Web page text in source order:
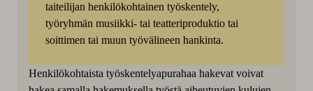
taiteilijan henkilökohtainen työskentely,
työryhmän musiikki- tai teatteriproduktio tai
soittimen tai muun työvälineen hankinta.
Henkilökohtaista työskentelyapurahaa hakevat voivat